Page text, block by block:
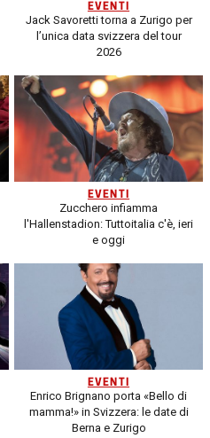
EVENTI
Jack Savoretti torna a Zurigo per
l’unica data svizzera del tour
2026
EVENTI
Zucchero infiamma
l'Hallenstadion: Tuttoitalia c'è, ieri
e oggi
EVENTI
Enrico Brignano porta «Bello di
mamma!» in Svizzera: le date di
Berna e Zurigo